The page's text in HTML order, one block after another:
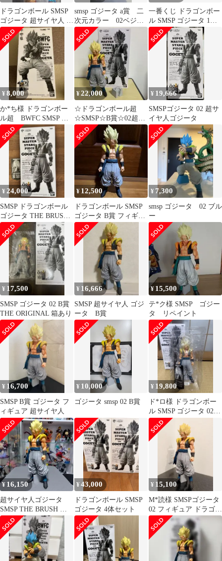
ドラゴンボール SMSP
ゴジータ 超サイヤ人 02
B賞 プロフ説明欄必読
smsp ゴジータ a賞 二
次元カラー 02ベジー
タ 孫悟空 フィギュ
ア
一番くじ ドラゴンボー
ル SMSP ゴジータ 1ロ
ット
¥8,000
か*ち様 ドラゴンボー
ル超 BWFC SMSP ゴ
ジータ 02 B
¥22,000
☆ドラゴンボール超
☆SMSP☆B賞☆02超ゴ
ジータ☆フィギュア☆
早い者勝ち☆
¥ 19,666
SMSPゴジータ 02 超サ
イヤ人ゴジータ
¥ 24,000
SMSP ドラゴンボール
ゴジータ THE BRUSH
02
¥ 12,500
ドラゴンボール SMSP
ゴジータ B賞 フィギュ
ア
¥ 7,300
smsp ゴジータ 02 ブル
ー
¥ 17,500
SMSP ゴジータ 02 B賞
THE ORIGINAL 箱あり
¥ 16,666
SMSP 超サイヤ人 ゴジ
ータ B賞
¥ 15,500
テ*ク様 SMSP ゴジー
タ リペイント
¥ 16,700
SMSP B賞 ゴジータ フ
ィギュア 超サイヤ人
¥ 10,000
ゴジータ smsp 02 B賞
¥ 19,800
ド*ロ様 ドラゴンボー
ル SMSP ゴジータ 02 B
賞 一番くじ 正規品
箱半
¥ 16,150
超サイヤ人ゴジータ
SMSP THE BRUSH Ⅱ
賞
¥43,000
ドラゴンボール SMSP
ゴジータ 4体セット
¥ 15,100
M*読様 SMSPゴジータ
02 フィギュア ドラゴン
ボール 一番くじ